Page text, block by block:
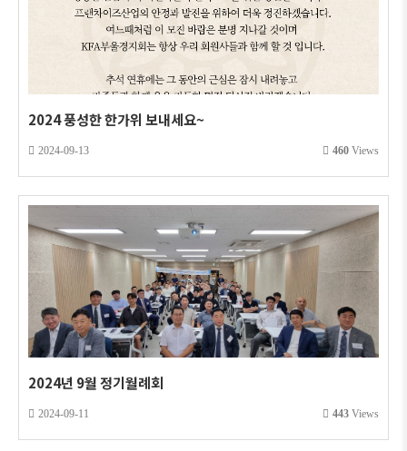
2024 풍성한 한가위 보내세요~
2024-09-13 460 Views
2024년 9월 정기월례회
2024-09-11 443 Views